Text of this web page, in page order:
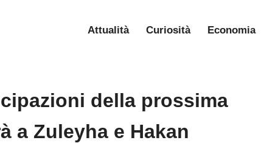
Attualità Curiosità Economia
della prossima
a Zuleyha e Hakan